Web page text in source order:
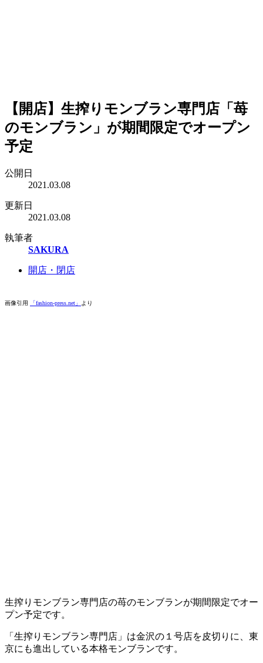
【開店】生搾りモンブラン専門店「苺
のモンブラン」が期間限定でオープン
予定
公開日
2021.03.08
更新日
2021.03.08
執筆者
SAKURA
開店・閉店
画像引用 「fashion-press.net」 より
生搾りモンブラン専門店の苺のモンブランが期間限定でオー
プン予定です。
「生搾りモンブラン専門店」は金沢の１号店を皮切りに、東
京にも進出している本格モンブランです。